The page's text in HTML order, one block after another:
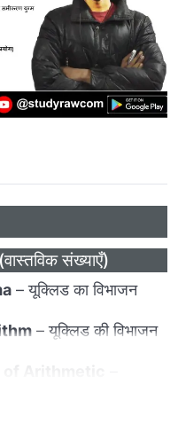
संख्याएँ)
– यूक्लिड का विभाजन
– यूक्लिड की विभाजन